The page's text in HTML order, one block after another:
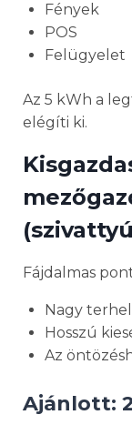
Fények
POS
Felügyelet
Az 5 kWh a
elégíti ki.
Fájdalmas
Nagy
Hosszú
Az
Ajánlott: